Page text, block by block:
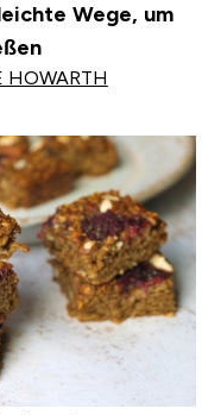
Wege, um
HOWARTH